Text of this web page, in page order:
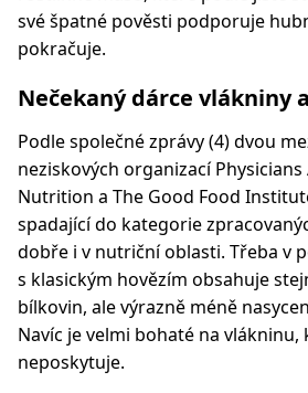
své špatné pověsti podporuje
pokračuje.
Nečekaný dárce vlákniny
Podle společné zprávy (4) dvou
neziskových organizací
Nutrition a The Good Food
spadající do kategorie
dobře i v nutriční oblasti. Třeba v
s klasickým hovězím obsahuje
bílkovin, ale výrazně méně
Navíc je velmi bohaté na
neposkytuje.